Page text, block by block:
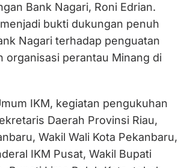
Bank Nagari, Roni Edrian.
bukti dukungan penuh
Nagari terhadap penguatan
organisasi perantau Minang di
IKM, kegiatan pengukuhan
Daerah Provinsi Riau,
Wakil Wali Kota Pekanbaru,
IKM Pusat, Wakil Bupati